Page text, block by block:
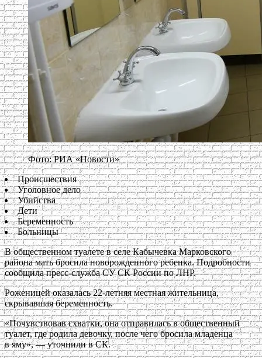
Фото: РИА «Новости»
Происшествия
Уголовное дело
Убийства
Дети
Беременность
Больницы
В общественном туалете в селе Кабычевка Марковского
района мать бросила новорожденного ребенка. Подробности
сообщила пресс-служба СУ СК России по ЛНР.
Роженицей оказалась 22-летняя местная жительница,
скрывавшая беременность.
«Почувствовав схватки, она отправилась в общественный
туалет, где родила девочку, после чего бросила младенца
в яму», — уточнили в СК.